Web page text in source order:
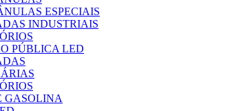
ESPECIAIS
INDUSTRIAIS
PÚBLICA LED
GASOLINA